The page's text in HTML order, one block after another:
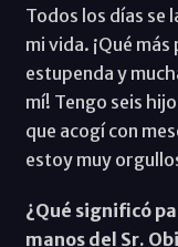
Todos los días se
mi vida. ¡Qué
estupenda y
mí! Tengo seis
que acogí con
estoy muy
¿Qué significó
manos del Sr.